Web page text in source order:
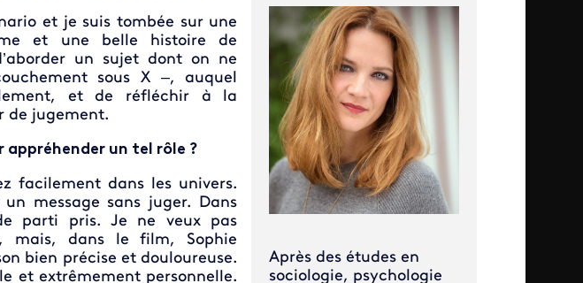
et je suis tombée sur une
et une belle histoire de
un sujet dont on ne
sous X –, auquel
et de réfléchir à la
de jugement.
un tel rôle ?
facilement dans les univers.
message sans juger. Dans
parti pris. Je ne veux pas
dans le film, Sophie
bien précise et douloureuse.
et extrêmement personnelle.
Après des études en
sociologie, psychologie